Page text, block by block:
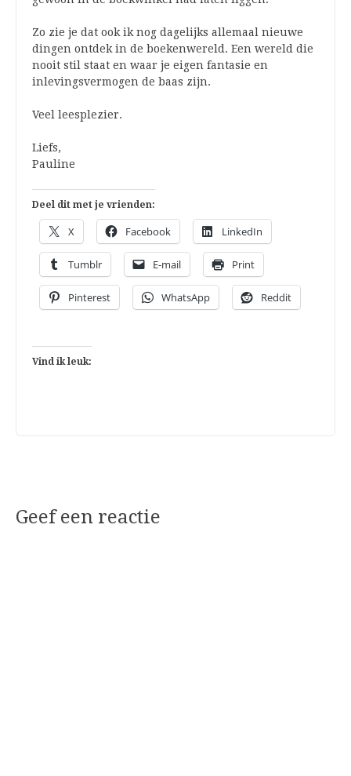
Zo zie je dat ook ik nog dagelijks allemaal nieuwe
dingen ontdek in de boekenwereld. Een wereld die
nooit stil staat en waar je eigen fantasie en
inlevingsvermogen de baas zijn.
Veel leesplezier.
Liefs,
Pauline
Deel dit met je vrienden:
X Facebook LinkedIn
Tumblr E-mail Print
Pinterest WhatsApp Reddit
Vind ik leuk:
Geef een reactie